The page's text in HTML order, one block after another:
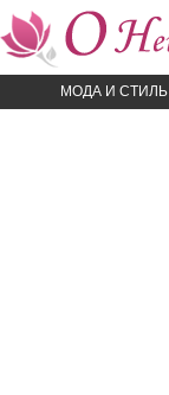
МОДА И CТИЛЬ